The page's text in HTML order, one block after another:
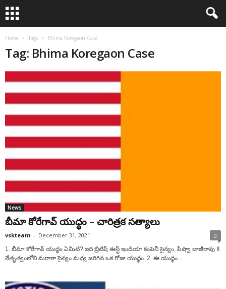
Home Tags Bhima Koregaon Case
Tag: Bhima Koregaon Case
News
బీమా కోరేగావ్ యుద్ధం – చారిత్రక సత్యాలు
vskteam - December 31, 2021 0
1. బీమా కోరేగావ్ యుద్ధం ఏమిటి? ఇది బ్రిటిష్ ఈస్ట్ ఇండియా కంపెనీ సైన్యం, పీష్వా బాజీరావు II
నేతృత్వంలోని మరాఠా సైన్యం మధ్య జరిగిన ఒక రోజు యుద్ధం. 2. ఈ యుద్ధం...